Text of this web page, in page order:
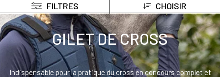
FILTRES CHOISIR
GILET DE CROSS
Indispensable pour la pratique du cross en concours complet et